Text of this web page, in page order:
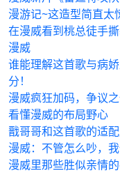
漫游记~这造型简直太
在漫威看到桃总徒手
漫威
谁能理解这首歌与病
分！
漫威疯狂加码，争议
看懂漫威的布局野心
戬哥哥和这首歌的适
漫威：不管怎么吵，我
漫威里那些胜似亲情的